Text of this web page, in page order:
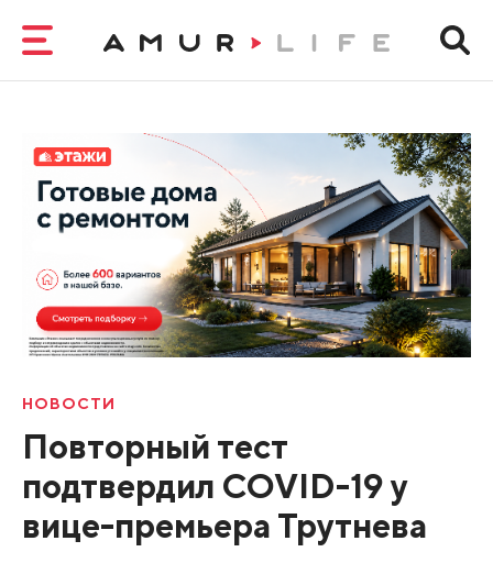
НОВОСТИ
Повторный тест
подтвердил COVID-19 у
вице-премьера Трутнева